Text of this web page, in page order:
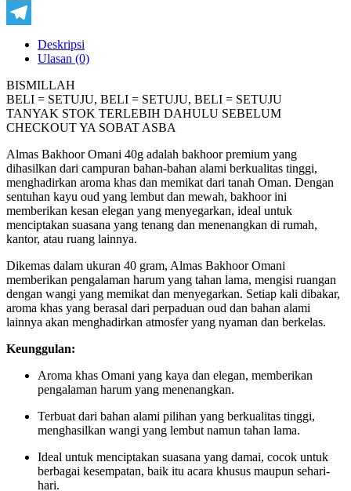
Copy
Telegram
Deskripsi
Ulasan (0)
BISMILLAH
BELI = SETUJU, BELI = SETUJU, BELI = SETUJU
TANYAK STOK TERLEBIH DAHULU SEBELUM
CHECKOUT YA SOBAT ASBA
Almas Bakhoor Omani 40g adalah bakhoor premium yang
dihasilkan dari campuran bahan-bahan alami berkualitas tinggi,
menghadirkan aroma khas dan memikat dari tanah Oman. Dengan
sentuhan kayu oud yang lembut dan mewah, bakhoor ini
memberikan kesan elegan yang menyegarkan, ideal untuk
menciptakan suasana yang tenang dan menenangkan di rumah,
kantor, atau ruang lainnya.
Dikemas dalam ukuran 40 gram, Almas Bakhoor Omani
memberikan pengalaman harum yang tahan lama, mengisi ruangan
dengan wangi yang memikat dan menyegarkan. Setiap kali dibakar,
aroma khas yang berasal dari perpaduan oud dan bahan alami
lainnya akan menghadirkan atmosfer yang nyaman dan berkelas.
Keunggulan:
Aroma khas Omani yang kaya dan elegan, memberikan
pengalaman harum yang menenangkan.
Terbuat dari bahan alami pilihan yang berkualitas tinggi,
menghasilkan wangi yang lembut namun tahan lama.
Ideal untuk menciptakan suasana yang damai, cocok untuk
berbagai kesempatan, baik itu acara khusus maupun sehari-
hari.